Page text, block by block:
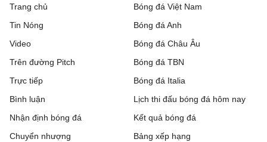
Trang chủ
Tin Nóng
Video
Trên đường Pitch
Trực tiếp
Bóng đá Việt Nam
Bóng đá Anh
Bóng đá Châu Âu
Bóng đá TBN
Bóng đá Italia
Bình luận
Nhận định bóng đá
Chuyển nhượng
Lịch thi đấu bóng đá hôm nay
Kết quả bóng đá
Bảng xếp hạng